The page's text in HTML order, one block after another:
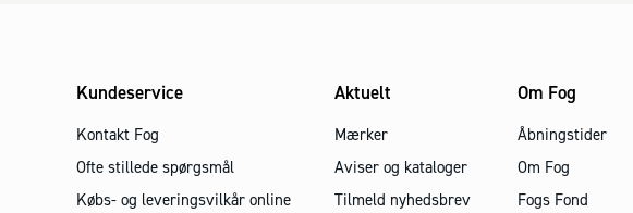
Kundeservice
Kontakt Fog
Ofte stillede spørgsmål
Købs- og leveringsvilkår online
Aktuelt
Mærker
Aviser og kataloger
Tilmeld nyhedsbrev
Om Fog
Åbningstider
Om Fog
Fogs Fond